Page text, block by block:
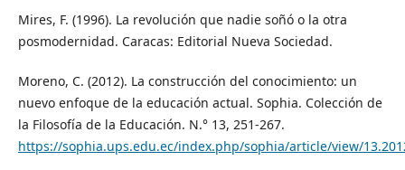
Mires, F. (1996). La revolución que nadie soñó o la otra
posmodernidad. Caracas: Editorial Nueva Sociedad.
Moreno, C. (2012). La construcción del conocimiento: un
nuevo enfoque de la educación actual. Sophia. Colección de
la Filosofía de la Educación. N.° 13, 251-267.
https://sophia.ups.edu.ec/index.php/sophia/article/view/